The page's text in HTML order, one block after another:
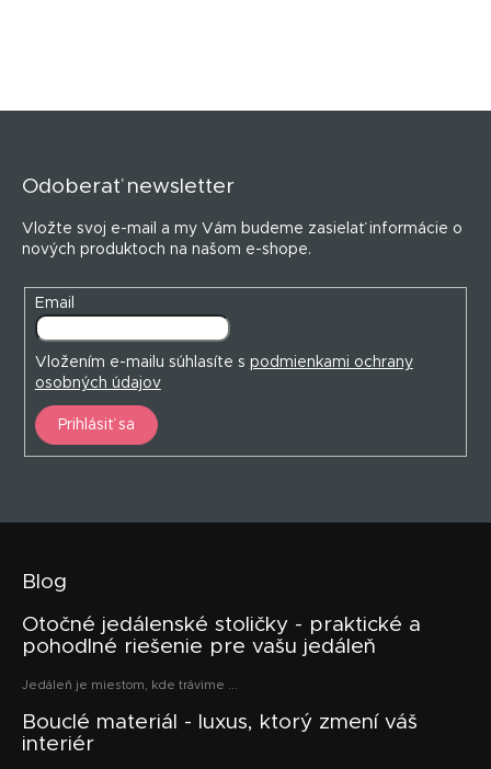
Odoberať newsletter
Vložte svoj e-mail a my Vám budeme zasielať informácie o
nových produktoch na našom e-shope.
Email
Vložením e-mailu súhlasíte s podmienkami ochrany
osobných údajov
Prihlásiť sa
Blog
Otočné jedálenské stoličky - praktické a
pohodlné riešenie pre vašu jedáleň
Jedáleň je miestom, kde trávime ...
Bouclé materiál - luxus, ktorý zmení váš
interiér